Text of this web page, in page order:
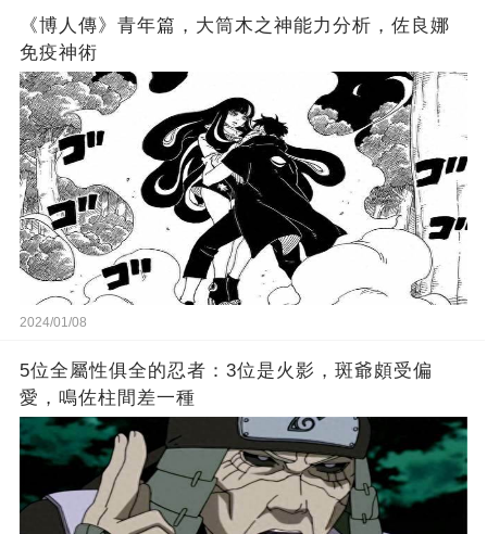
《博人傳》青年篇，大筒木之神能力分析，佐良娜
免疫神術
2024/01/08
5位全屬性俱全的忍者：3位是火影，斑爺頗受偏
愛，鳴佐柱間差一種